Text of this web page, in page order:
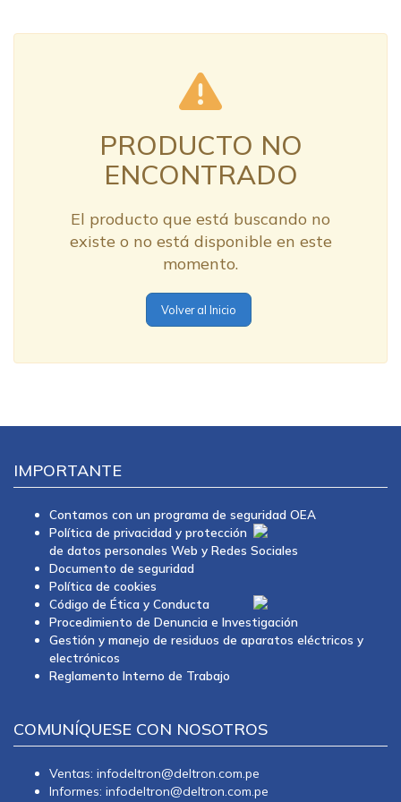
PRODUCTO NO
ENCONTRADO
El producto que está buscando no
existe o no está disponible en este
momento.
Volver al Inicio
IMPORTANTE
Contamos con un programa de seguridad OEA
Política de privacidad y protección
de datos personales Web y Redes Sociales
Documento de seguridad
Política de cookies
Código de Ética y Conducta
Procedimiento de Denuncia e Investigación
Gestión y manejo de residuos de aparatos eléctricos y
electrónicos
Reglamento Interno de Trabajo
COMUNÍQUESE CON NOSOTROS
Ventas: infodeltron@deltron.com.pe
Informes: infodeltron@deltron.com.pe